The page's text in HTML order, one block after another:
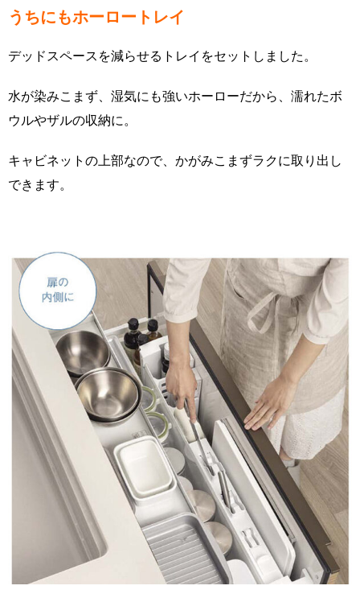
うちにもホーロートレイ
デッドスペースを減らせるトレイをセットしました。
水が染みこまず、湿気にも強いホーローだから、濡れたボ
ウルやザルの収納に。
キャビネットの上部なので、かがみこまずラクに取り出し
できます。